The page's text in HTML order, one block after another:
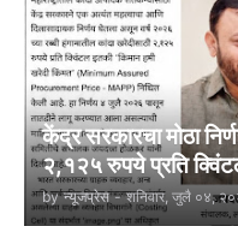
केंद्र सरकारचा मोठा
२,१२५ रुपये प्रति
by न्यूजप्रेस - शनिवार, जुलै ०४,